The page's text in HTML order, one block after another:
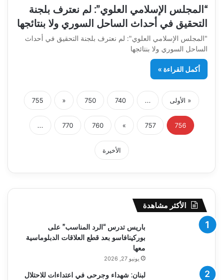
“المجلس الإسلامي العلوي”: لم نعترف بلجنة
التحقيق في أحداث الساحل السوري ولا بنتائجها
"المجلس الإسلامي العلوي": لم نعترف بلجنة التحقيق في أحداث
الساحل السوري ولا بنتائجها
أكمل القراءة »
« الأولى ...
740
750
«
755
756
757
»
760
770
...
الأخيرة
الأكثر مشاهدة
باريس تدرس “الرد المناسب” على
بوركينافاسو بعد قطع العلاقات الدبلوماسية
معها
يونيو 27, 2026
لبنان: شهداء وجرحى في اعتداءات للاحتلال